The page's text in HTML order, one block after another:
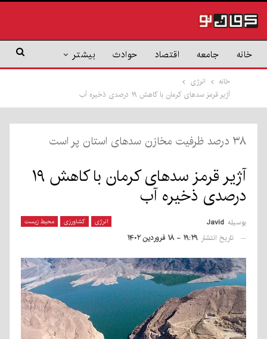
خانه جامعه اقتصاد حوادث بیشتر
خانه
انرژی
آژیر قرمز سدهای کرمان با کاهش ۱۹ درصدی ذخیره آب
۳۸ درصد ظرفیت مخازن سد‌های استان پر است
آژیر قرمز سدهای کرمان با کاهش ۱۹
درصدی ذخیره آب
انرژی کشاورزی محیط زیست بوسیله Javid
تاریخ انتشار ۱۹:۲۹ - ۱۸ فروردین ۱۴۰۲